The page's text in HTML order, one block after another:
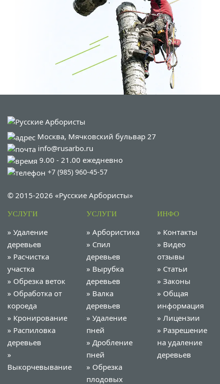
Москва, Мячковский бульвар 27
info@rusarbo.ru
9.00 - 21.00 ежедневно
+7 (985) 960-45-57
© 2015-2026 «Русские Арбористы»
УСЛУГИ
» Удаление
деревьев
» Расчистка
участка
» Обрезка веток
» Обработка от
короеда
» Кронирование
» Распиловка
деревьев
»
Выкорчевывание
УСЛУГИ
» Арбористика
» Спил
деревьев
» Вырубка
деревьев
» Валка
деревьев
» Удаление
пней
» Дробление
пней
» Обрезка
плодовых
ИНФО
» Контакты
» Видео
отзывы
» Статьи
» Законы
» Общая
информация
» Лицензии
» Разрешение
на удаление
деревьев